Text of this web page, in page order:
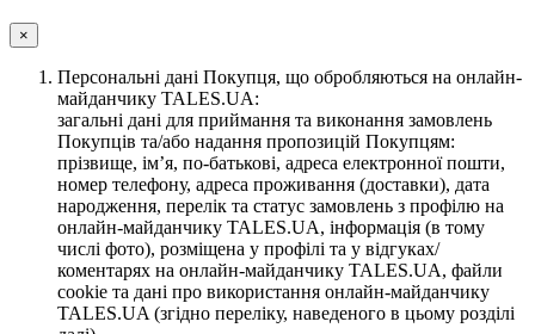
×
Персональні дані Покупця, що обробляються на онлайн-
майданчику TALES.UA:
загальні дані для приймання та виконання замовлень
Покупців та/або надання пропозицій Покупцям:
прізвище, ім’я, по-батькові, адреса електронної пошти,
номер телефону, адреса проживання (доставки), дата
народження, перелік та статус замовлень з профілю на
онлайн-майданчику TALES.UA, інформація (в тому
числі фото), розміщена у профілі та у відгуках/
коментарях на онлайн-майданчику TALES.UA, файли
cookie та дані про використання онлайн-майданчику
TALES.UA (згідно переліку, наведеного в цьому розділі